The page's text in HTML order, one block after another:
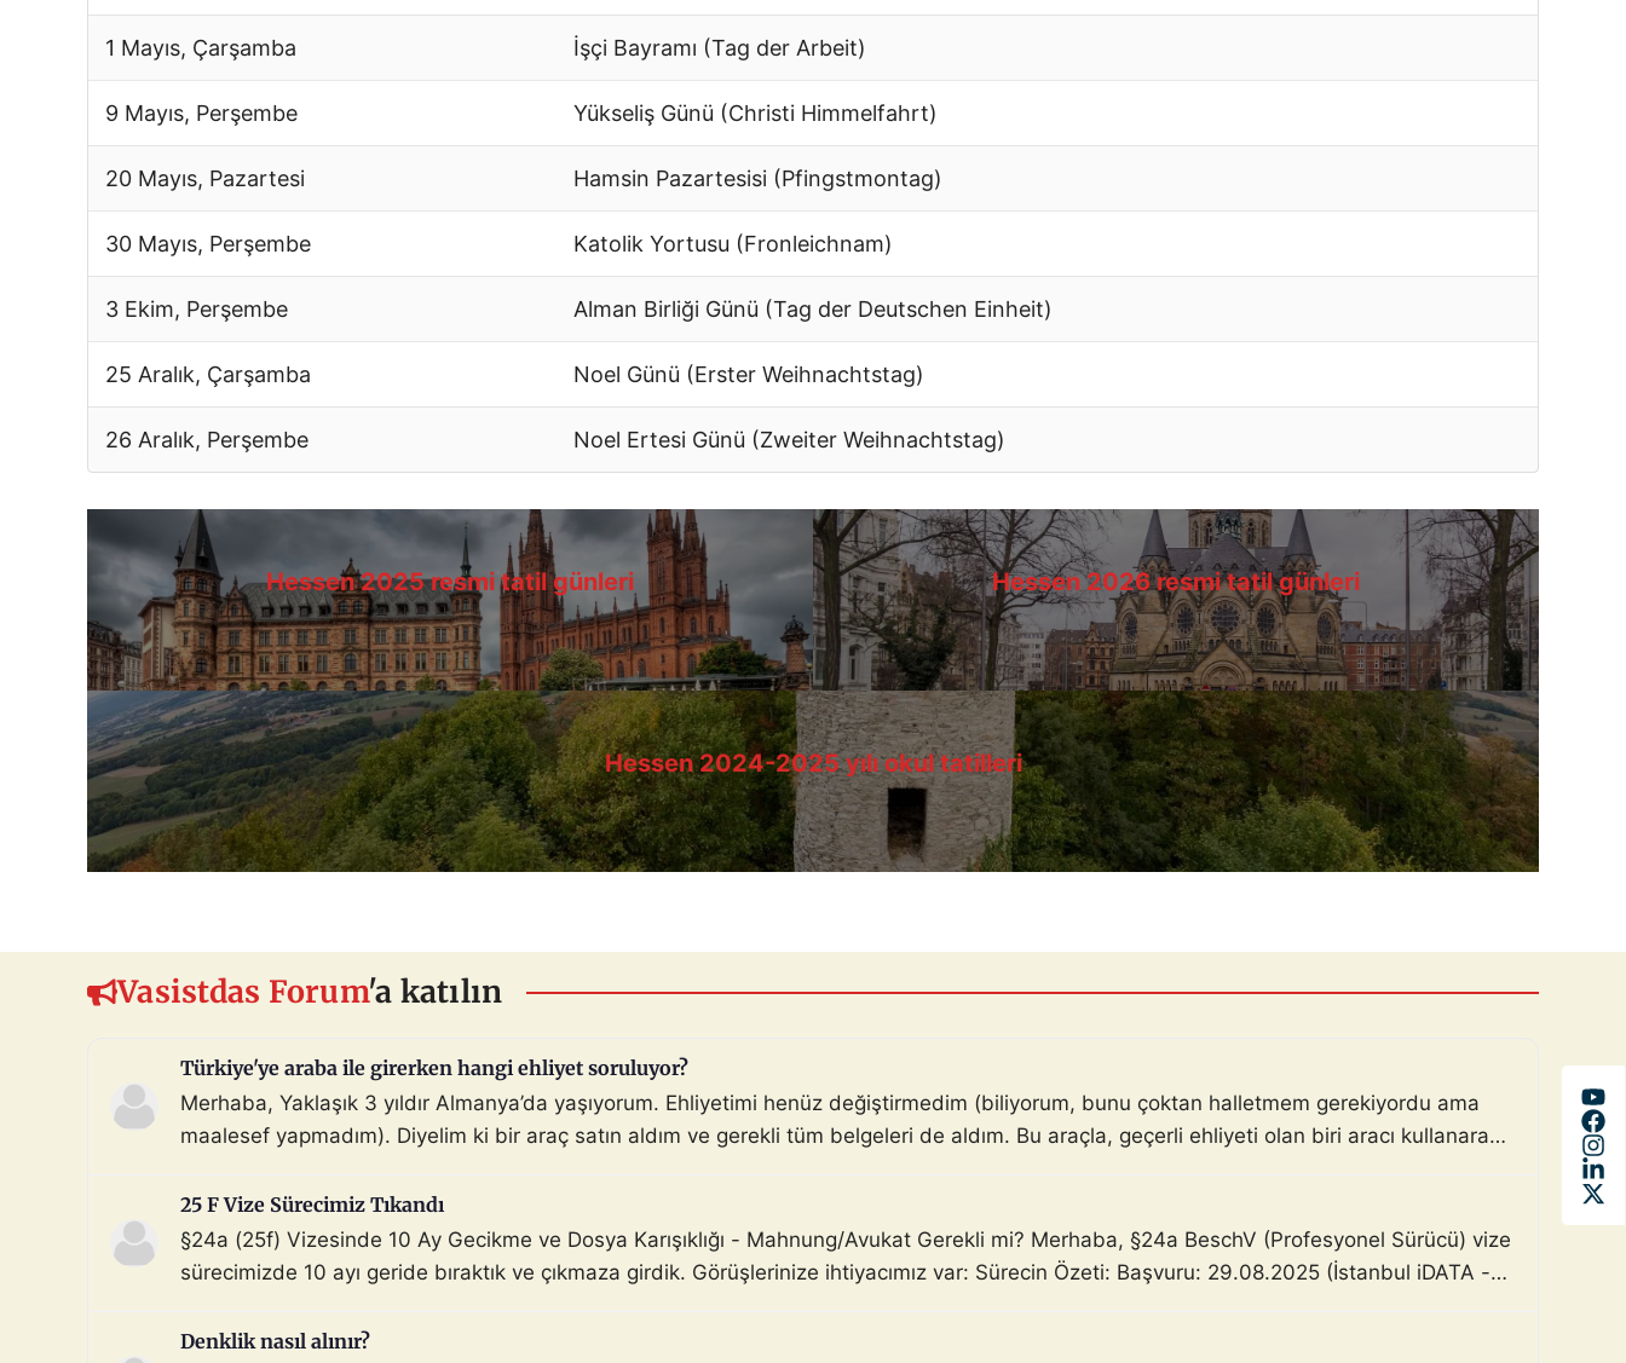
1 Mayıs, Çarşamba İşçi Bayramı (Tag der Arbeit)
9 Mayıs, Perşembe Yükseliş Günü (Christi Himmelfahrt)
20 Mayıs, Pazartesi Hamsin Pazartesisi (Pfingstmontag)
30 Mayıs, Perşembe Katolik Yortusu (Fronleichnam)
3 Ekim, Perşembe Alman Birliği Günü (Tag der Deutschen Einheit)
25 Aralık, Çarşamba Noel Günü (Erster Weihnachtstag)
26 Aralık, Perşembe Noel Ertesi Günü (Zweiter Weihnachtstag)
Hessen2025 resmi tatil günleri Hessen2026 resmi tatil günleri
Hessen2024-2025 yılı okul tatilleri
Vasistdas Forum'a katılın
Türkiye'ye araba ile girerken hangi ehliyet soruluyor?
Merhaba, Yaklaşık 3 yıldır Almanya’da yaşıyorum. Ehliyetimi henüz değiştirmedim (biliyorum, bunu çoktan halletmem gerekiyordu ama
maalesef yapmadım). Diyelim ki bir araç satın aldım ve gerekli tüm belgeleri de aldım. Bu araçla, geçerli ehliyeti olan biri aracı kullanarak
25 F Vize Sürecimiz Tıkandı
§24a (25f) Vizesinde 10 Ay Gecikme ve Dosya Karışıklığı - Mahnung/Avukat Gerekli mi? Merhaba, §24a BeschV (Profesyonel Sürücü) vize
sürecimizde 10 ayı geride bıraktık ve çıkmaza girdik. Görüşlerinize ihtiyacımız var: Sürecin Özeti: Başvuru: 29.08.2025 (İstanbul iDATA -
Denklik nasıl alınır?